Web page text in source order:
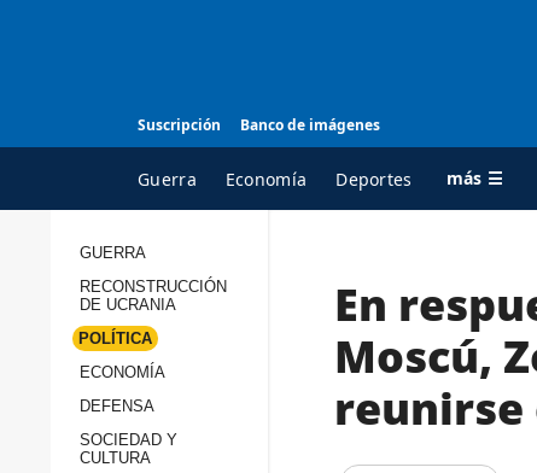
Suscripción Banco de imágenes
Guerra Economía Deportes más ☰
TODAS LAS
Reconstrucción de
GUERRA
RECONSTRUCCIÓN
DE UCRANIA
POLÍTICA
ECONOMÍA
DEFENSA
SOCIEDAD Y
CULTURA
En
Moscú,
reunirse